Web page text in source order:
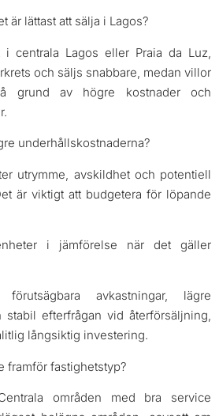
är lättast att sälja i Lagos?
i centrala Lagos eller Praia da Luz,
och säljs snabbare, medan villor
grund av högre kostnader och
underhållskostnaderna?
utrymme, avskildhet och potentiell
är viktigt att budgetera för löpande
i jämförelse när det gäller
avkastningar, lägre
efterfrågan vid återförsäljning,
långsiktig investering.
framför fastighetstyp?
områden med bra service